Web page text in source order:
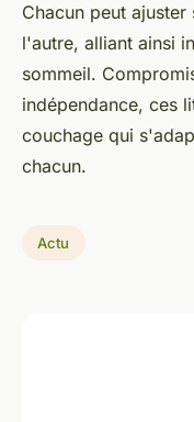
Chacun peut
l'autre, alliant ainsi
sommeil.
indépendance, ces
couchage qui
chacun.
Actu